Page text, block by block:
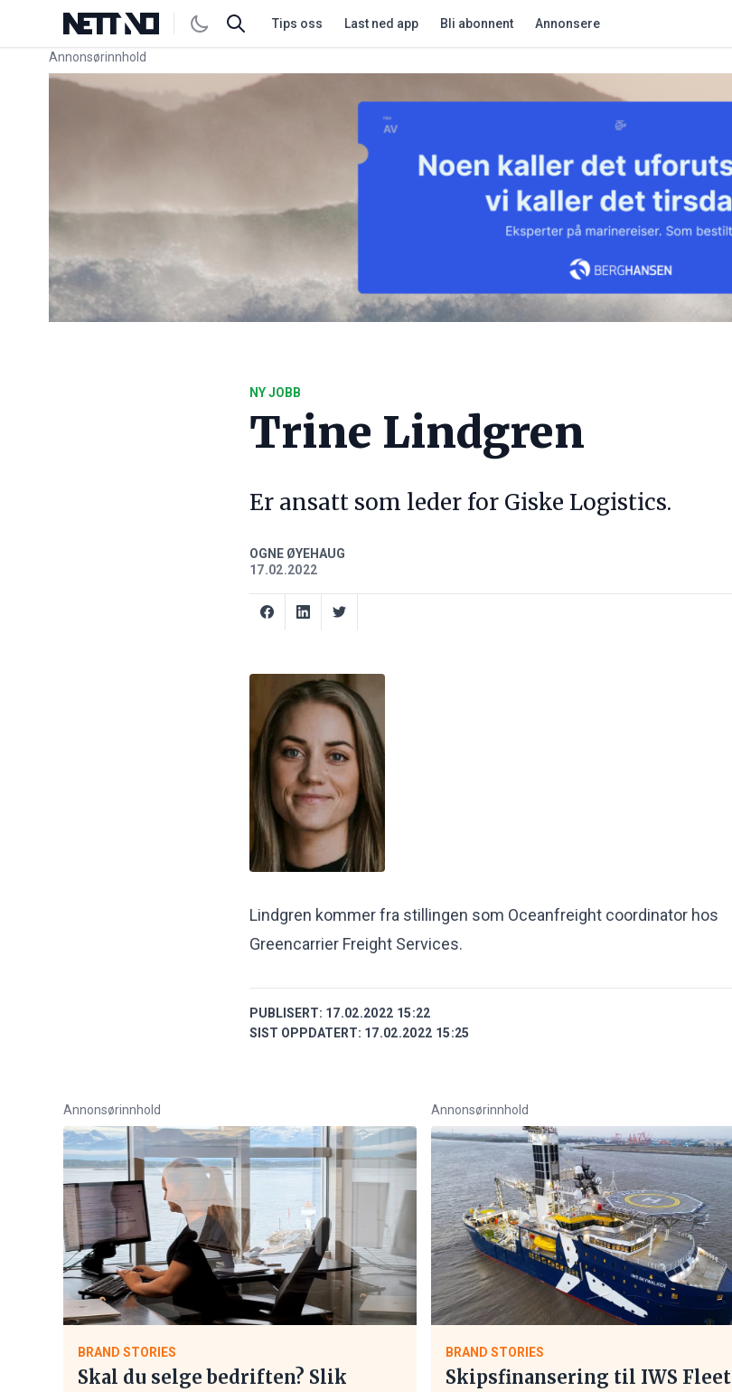
Tips oss Last ned app Bli abonnent Annonsere
Annonsørinnhold
Link for annonse
NY JOBB
Trine Lindgren
Er ansatt som leder for Giske Logistics.
OGNE ØYEHAUG
17.02.2022
Lindgren kommer fra stillingen som Oceanfreight coordinator hos
Greencarrier Freight Services.
PUBLISERT: 17.02.2022 15:22
SIST OPPDATERT: 17.02.2022 15:25
Annonsørinnhold
BRAND STORIES
Skal du selge bedriften? Slik
Annonsørinnhold
BRAND STORIES
Skipsfinansering til IWS Fleet